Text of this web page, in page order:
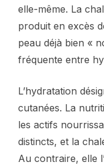
elle-même. La
produit en excès
peau déjà bien «
fréquente entre
L’hydratation
cutanées. La
les actifs
distincts, et la
Au contraire, elle